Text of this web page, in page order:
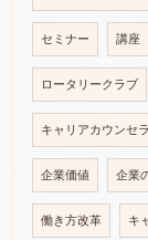
セミナー 講座
ロータリークラブ
キャリアカウンセ
企業価値 企業
働き方改革 キ